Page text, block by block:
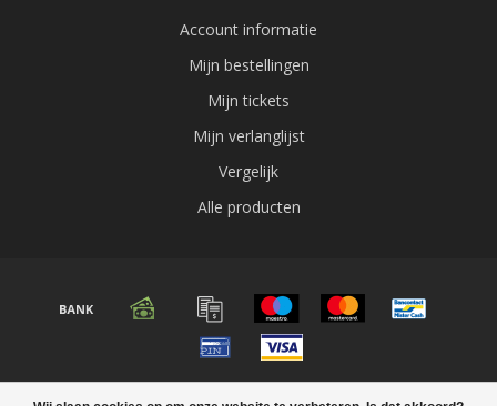
Account informatie
Mijn bestellingen
Mijn tickets
Mijn verlanglijst
Vergelijk
Alle producten
© Copyright 2026 Audio expert